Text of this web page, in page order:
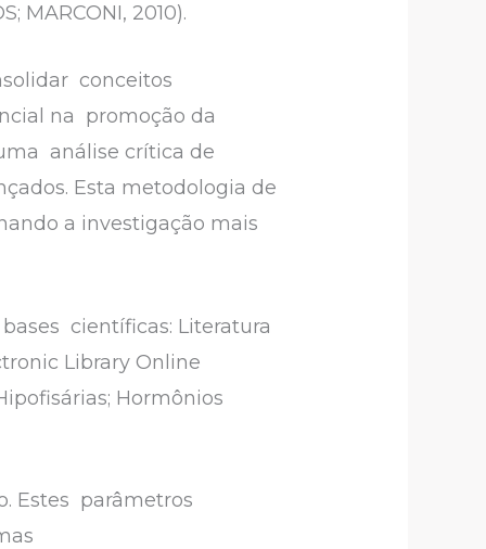
MARCONI, 2010).
conceitos
na promoção da
análise crítica de
Esta metodologia de
a investigação mais
científicas: Literatura
Library Online
Hormônios
Estes parâmetros